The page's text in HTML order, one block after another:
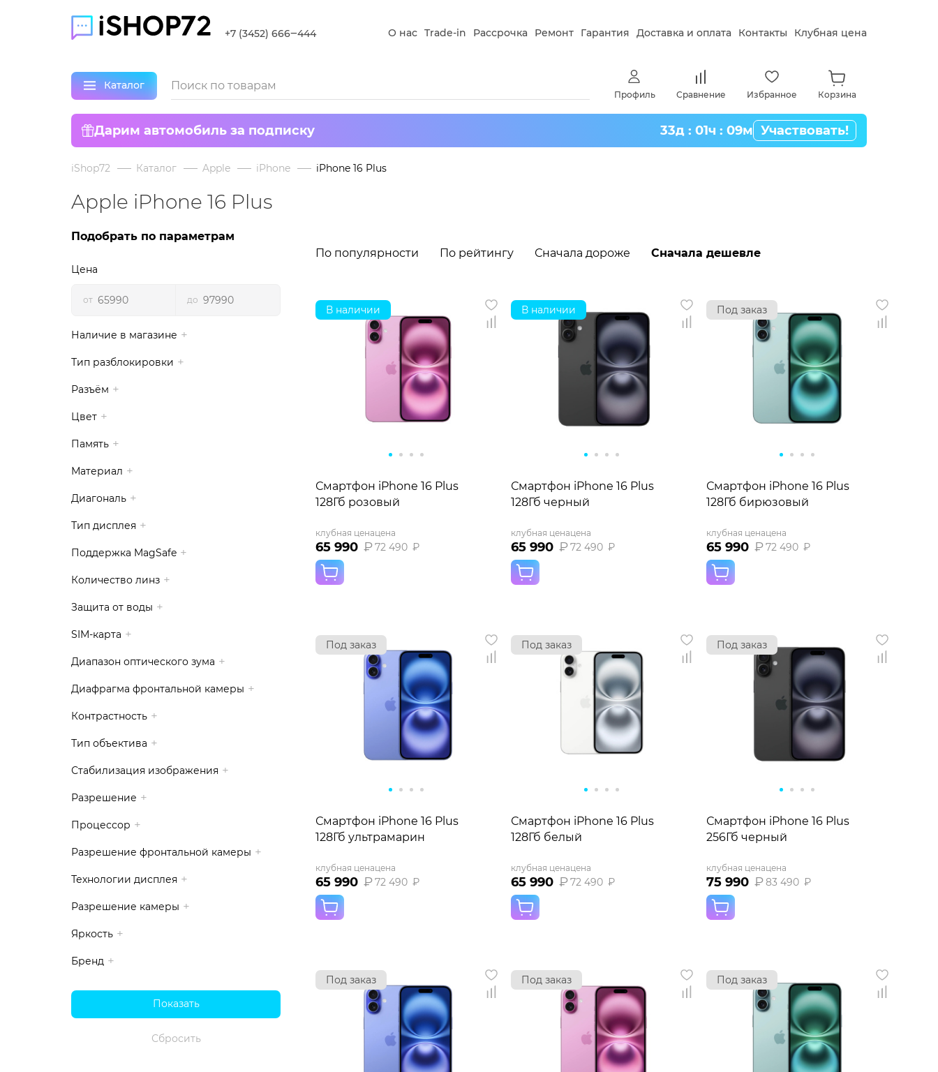
+7 (3452) 666‒444 О нас Trade-in Рассрочка Ремонт Гарантия Доставка и оплата Контакты Клубная цена
Каталог
Профиль Сравнение Избранное Корзина
Дарим автомобиль за подписку 33д : 01ч : 09м Участвовать!
iShop72 Каталог Apple iPhone iPhone 16 Plus
Apple iPhone 16 Plus
Подобрать по параметрам
Цена
от до
Наличие в магазине
Тип разблокировки
Разъём
Цвет
Память
Материал
Диагональ
Тип дисплея
Поддержка MagSafe
Количество линз
Защита от воды
SIM-карта
Диапазон оптического зума
Диафрагма фронтальной камеры
Контрастность
Тип объектива
Стабилизация изображения
Разрешение
Процессор
Разрешение фронтальной камеры
Технологии дисплея
Разрешение камеры
Яркость
Бренд
По популярности По рейтингу Сначала дороже Сначала дешевле
В наличии
Смартфон iPhone 16 Plus
128Гб розовый
клубная цена
65 990 ₽
цена
72 490 ₽
В наличии
Смартфон iPhone 16 Plus
128Гб черный
клубная цена
65 990 ₽
цена
72 490 ₽
Под заказ
Смартфон iPhone 16 Plus
128Гб бирюзовый
клубная цена
65 990 ₽
цена
72 490 ₽
Под заказ
Смартфон iPhone 16 Plus
128Гб ультрамарин
клубная цена
65 990 ₽
цена
72 490 ₽
Под заказ
Смартфон iPhone 16 Plus
128Гб белый
клубная цена
65 990 ₽
цена
72 490 ₽
Под заказ
Смартфон iPhone 16 Plus
256Гб черный
клубная цена
75 990 ₽
цена
83 490 ₽
Под заказ Под заказ Под заказ